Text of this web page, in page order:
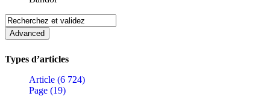
Types d’articles
Article (6 724)
Page (19)